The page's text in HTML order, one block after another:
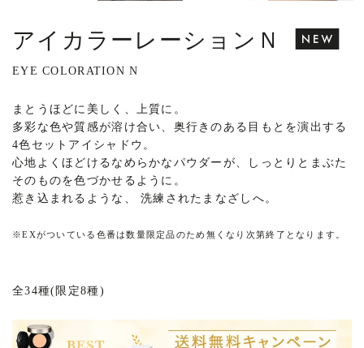
アイカラーレーションＮ
EYE COLORATION N
まとうほどに美しく、上質に。
多彩な色や質感が溶け合い、奥行きのある目もとを演出する
4色セットアイシャドウ。
心地よくほどけるなめらかなパウダーが、しっとりとまぶた
そのものを色づかせるように。
惹き込まれるような、 洗練されたまなざしへ。
※EXがついている色番は数量限定品のため無くなり次第終了となります。
全34種(限定8種)